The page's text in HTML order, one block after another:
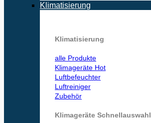
Klimatisierung
Klimatisierung
alle Produkte
Klimageräte
Luftbefeuchter
Luftreiniger
Zubehör
Klimageräte Schnellauswahl